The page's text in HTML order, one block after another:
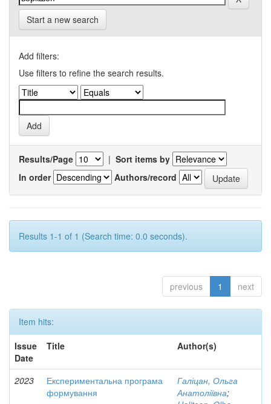
Start a new search
Add filters:
Use filters to refine the search results.
Results/Page | Sort items by
In order
Authors/record
Results 1-1 of 1 (Search time: 0.0 seconds).
previous 1 next
Item hits:
Issue
Date
Title Author(s)
2023
Експериментальна програма
формування
Галіцан, Ольга
Анатоліївна;